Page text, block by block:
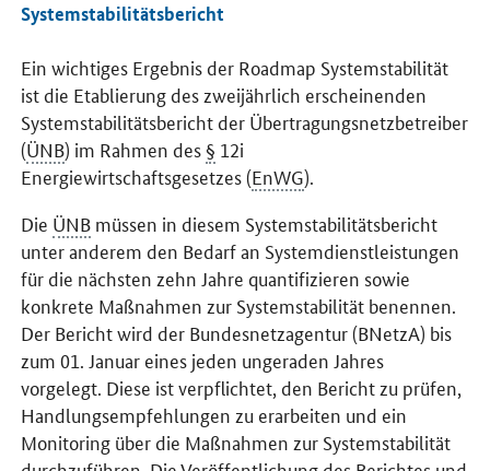
Systemstabilitätsbericht
Ein wichtiges Ergebnis der Roadmap Systemstabilität
ist die Etablierung des zweijährlich erscheinenden
Systemstabilitätsbericht der Übertragungsnetzbetreiber
(ÜNB) im Rahmen des § 12i
Energiewirtschaftsgesetzes (EnWG).
Die ÜNB müssen in diesem Systemstabilitätsbericht
unter anderem den Bedarf an Systemdienstleistungen
für die nächsten zehn Jahre quantifizieren sowie
konkrete Maßnahmen zur Systemstabilität benennen.
Der Bericht wird der Bundesnetzagentur (BNetzA) bis
zum 01. Januar eines jeden ungeraden Jahres
vorgelegt. Diese ist verpflichtet, den Bericht zu prüfen,
Handlungsempfehlungen zu erarbeiten und ein
Monitoring über die Maßnahmen zur Systemstabilität